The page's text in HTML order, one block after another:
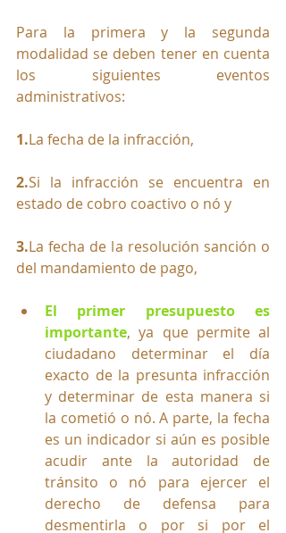
Para la primera y la segunda
modalidad se deben tener en cuenta
los siguientes eventos
administrativos:
1.La fecha de la infracción,
2.Si la infracción se encuentra en
estado de cobro coactivo o nó y
3.La fecha de la resolución sanción o
del mandamiento de pago,
El primer presupuesto es
importante, ya que permite al
ciudadano determinar el día
exacto de la presunta infracción
y determinar de esta manera si
la cometió o nó. A parte, la fecha
es un indicador si aún es posible
acudir ante la autoridad de
tránsito o nó para ejercer el
derecho de defensa para
desmentirla o por si por el